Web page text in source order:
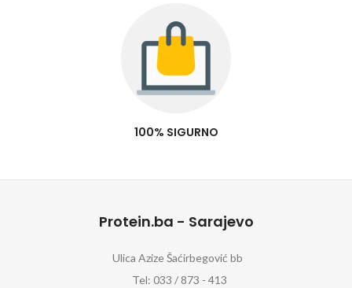
100% SIGURNO
Protein.ba - Sarajevo
Ulica Azize Šaćirbegović bb
Tel: 033 / 873 - 413